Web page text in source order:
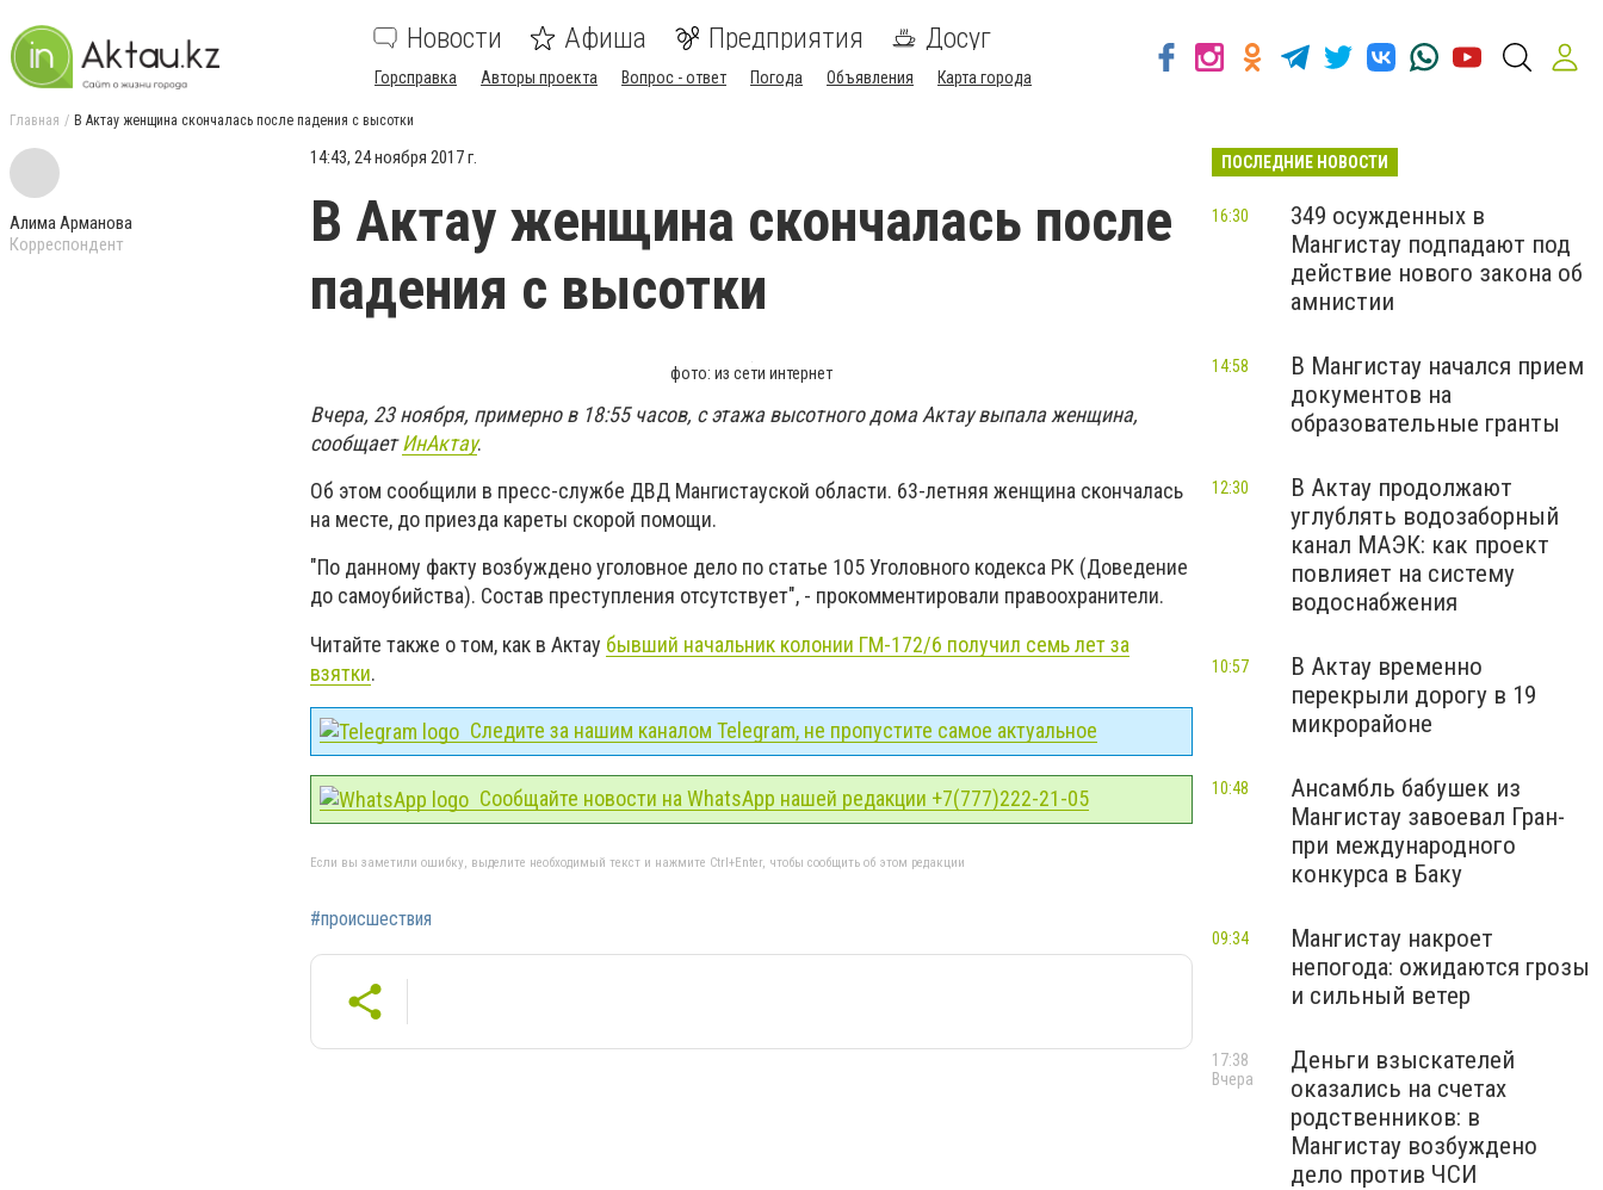
Новости Афиша Предприятия Досуг
Горсправка Авторы проекта Вопрос - ответ Погода Объявления Карта города
Главная В Актау женщина скончалась после падения с высотки
Алима Арманова
Корреспондент
14:43, 24 ноября 2017 г.
В Актау женщина скончалась после
падения с высотки
фото: из сети интернет
Вчера, 23 ноября, примерно в 18:55 часов, с этажа высотного дома Актау выпала женщина,
сообщаетИнАктау.
Об этом сообщили в пресс-службе ДВД Мангистауской области. 63-летняя женщина скончалась
на месте, до приезда кареты скорой помощи.
"По данному факту возбуждено уголовное дело по статье 105 Уголовного кодекса РК (Доведение
до самоубийства). Состав преступления отсутствует", - прокомментировали правоохранители.
Читайте также о том, как в Актау бывший начальник колонии ГМ-172/6 получил семь лет за
взятки.
Следите за нашим каналом Telegram, не пропустите самое актуальное
Сообщайте новости на WhatsApp нашей редакции +7(777)222-21-05
Если вы заметили ошибку, выделите необходимый текст и нажмите Ctrl+Enter, чтобы сообщить об этом редакции
#происшествия
ПОСЛЕДНИЕ НОВОСТИ
349 осужденных в
Мангистау подпадают под
действие нового закона об
амнистии
16:30
В Мангистау начался прием
документов на
образовательные гранты
14:58
В Актау продолжают
углублять водозаборный
канал МАЭК: как проект
повлияет на систему
водоснабжения
12:30
В Актау временно
перекрыли дорогу в 19
микрорайоне
10:57
Ансамбль бабушек из
Мангистау завоевал Гран-
при международного
конкурса в Баку
10:48
Мангистау накроет
непогода: ожидаются грозы
и сильный ветер
09:34
Деньги взыскателей
оказались на счетах
родственников: в
Мангистау возбуждено
дело против ЧСИ
17:38
Вчера